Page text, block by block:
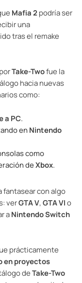
Mafia 2podría ser
una
tras el remake
Take-Twofue la
hacia nuevas
como:
a PC.
enNintendo
como
deXbox.
fantasear con algo
verGTA V,GTA VIo
aNintendo Switch
prácticamente
en proyectos
deTake-Two